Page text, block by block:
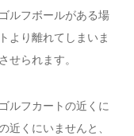
ルフボールがある場
より離れてしまいま
せられます。
ルフカートの近くに
近くにいませんと、